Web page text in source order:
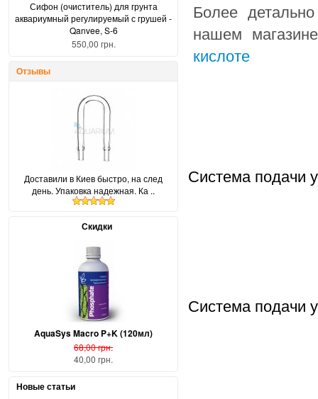
Более
нашем
кислоте
Система подачи
Система подачи
Сифон (очиститель) для грунта
аквариумный регулируемый с грушей -
Qanvee, S-6
550,00 грн.
Отзывы
Доставили в Киев быстро, на след
день. Упаковка надежная. Ка ..
Скидки
AquaSys Macro P+K (120мл)
68,00 грн.
40,00 грн.
Новые статьи